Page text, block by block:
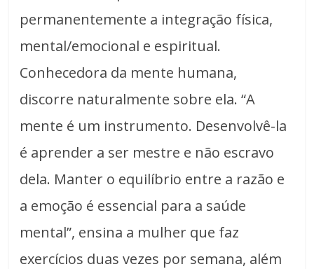
permanentemente a integração física,
mental/emocional e espiritual.
Conhecedora da mente humana,
discorre naturalmente sobre ela. “A
mente é um instrumento. Desenvolvê-la
é aprender a ser mestre e não escravo
dela. Manter o equilíbrio entre a razão e
a emoção é essencial para a saúde
mental”, ensina a mulher que faz
exercícios duas vezes por semana, além